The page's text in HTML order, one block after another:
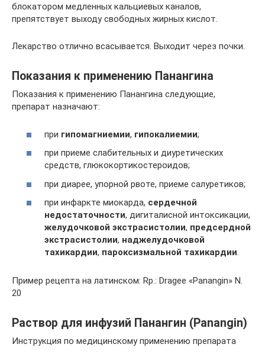
блокатором медленных кальциевых каналов,
препятствует выходу свободных жирных кислот.
Лекарство отлично всасывается. Выходит через почки.
Показания к применению Панангина
Показания к применению Панангина следующие,
препарат назначают:
при гипомагниемии, гипокалиемии;
при приеме слабительных и диуретических
средств, глюкокортикостероидов;
при диарее, упорной рвоте, приеме салуретиков;
при инфаркте миокарда, сердечной
недостаточности, дигиталисной интоксикации,
желудочковой экстрасистолии, предсердной
экстрасистолии, наджелудочковой
тахикардии, пароксизмальной тахикардии.
Пример рецепта на латинском: Rp.: Dragee «Panangin» N.
20
Раствор для инфузий Панангин (Panangin)
Инструкция по медицинскому применению препарата